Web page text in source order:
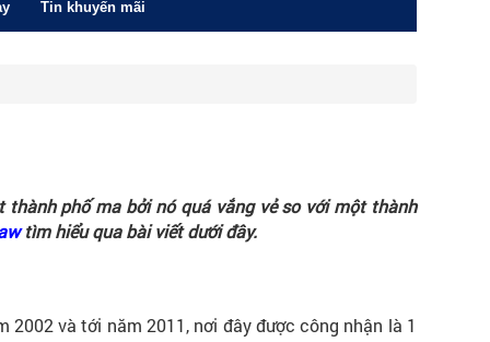
Tin khuyến mãi
phố ma bởi nó quá vắng vẻ so với một thành
tìm hiểu qua bài viết dưới đây.
và tới năm 2011, nơi đây được công nhận là 1